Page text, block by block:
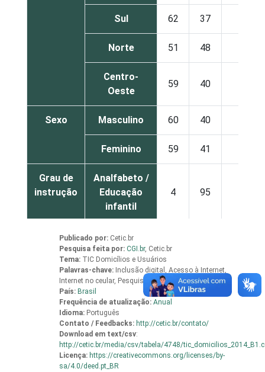
Sul 62 37
Norte 51 48
Centro-
Oeste
59 40
Sexo Masculino 60 40
Feminino 59 41
Grau de
instrução
Analfabeto /
Educação
infantil
4 95
Fundamental
Médio 83 17
97 3 0
Faixa
etária
De 10 a 15
anos
82 17
De 16 a 24
Publicado por: Cetic.br
Pesquisa feita por: CGI.br, Cetic.br
Tema: TIC Domicílios e Usuários
Palavras-chave: Inclusão digital, Acesso à Internet,
Internet no ceular, Pesquisa, Indicadores
País: Brasil
Frequência de atualização: Anual
Idioma: Português
Contato / Feedbacks: http://cetic.br/contato/
Download em text/csv:
http://cetic.br/media/csv/tabela/4748/
Licença: https://creativecommons.org/licenses/by-
sa/4.0/deed.pt_BR